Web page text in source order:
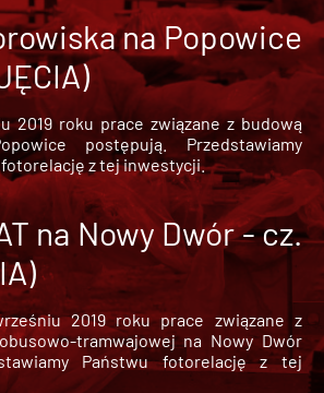
na Popowice
2019 roku prace związane z budową
postępują. Przedstawiamy
z tej inwestycji.
na Nowy Dwór - cz.
2019 roku prace związane z
tramwajowej na Nowy Dwór
Państwu fotorelację z tej